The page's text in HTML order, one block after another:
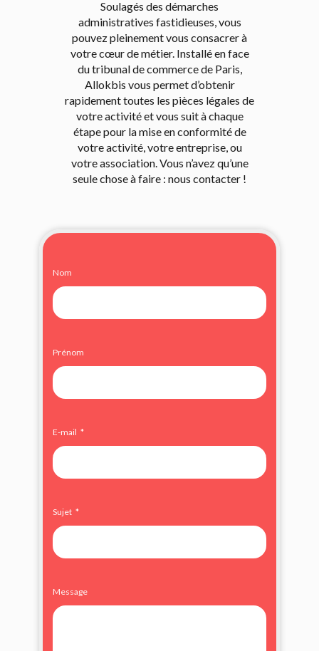
Soulagés des démarches
administratives fastidieuses, vous
pouvez pleinement vous consacrer à
votre cœur de métier. Installé en face
du tribunal de commerce de Paris,
Allokbis vous permet d’obtenir
rapidement toutes les pièces légales de
votre activité et vous suit à chaque
étape pour la mise en conformité de
votre activité, votre entreprise, ou
votre association. Vous n’avez qu’une
seule chose à faire : nous contacter !
Nom
Prénom
E-mail
Sujet
Message